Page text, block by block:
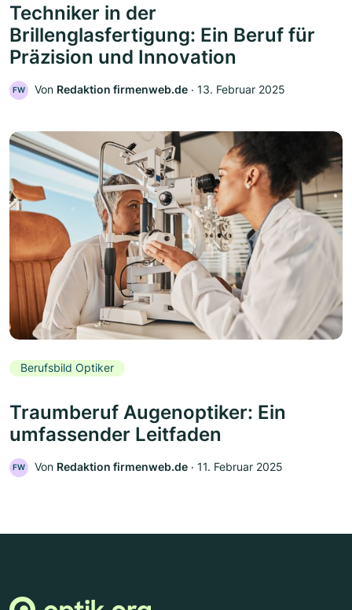
Techniker in der
Brillenglasfertigung: Ein Beruf für
Präzision und Innovation
FW Von Redaktion firmenweb.de ‧ 13. Februar 2025
Berufsbild Optiker
Traumberuf Augenoptiker: Ein
umfassender Leitfaden
FW Von Redaktion firmenweb.de ‧ 11. Februar 2025